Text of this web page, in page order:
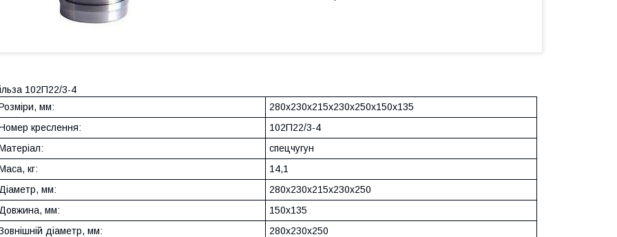
102П22/3-4
мм:
280х230х215х230х250х150х135
креслення:
102П22/3-4
спецчугун
кг:
14,1
Діаметр, мм:
280х230х215х230х250
Довжина, мм:
150х135
діаметр, мм:
280х230х250